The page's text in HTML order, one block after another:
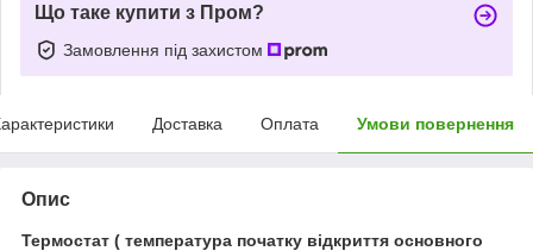
Що таке купити з Пром?
Замовлення під захистом
Доставка Оплата Умови повернення
Опис
Термостат ( температура початку відкриття основного